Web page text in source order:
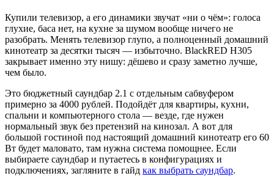
Купили телевизор, а его динамики звучат «ни о чём»: голоса
глухие, баса нет, на кухне за шумом вообще ничего не
разобрать. Менять телевизор глупо, а полноценный домашний
кинотеатр за десятки тысяч — избыточно. BlackRED H305
закрывает именно эту нишу: дёшево и сразу заметно лучше,
чем было.
Это бюджетный саундбар 2.1 с отдельным сабвуфером
примерно за 4000 рублей. Подойдёт для квартиры, кухни,
спальни и компьютерного стола — везде, где нужен
нормальный звук без претензий на кинозал. А вот для
большой гостиной под настоящий домашний кинотеатр его 60
Вт будет маловато, там нужна система помощнее. Если
выбираете саундбар и путаетесь в конфигурациях и
подключениях, загляните в гайд как выбрать саундбар.